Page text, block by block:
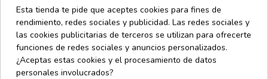
Esta tienda te pide que aceptes cookies para fines de
rendimiento, redes sociales y publicidad. Las redes sociales y
las cookies publicitarias de terceros se utilizan para ofrecerte
funciones de redes sociales y anuncios personalizados.
¿Aceptas estas cookies y el procesamiento de datos
personales involucrados?